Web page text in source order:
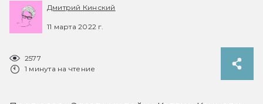
Дмитрий Кинский
11 марта 2022 г.
2577
1 минута на чтение